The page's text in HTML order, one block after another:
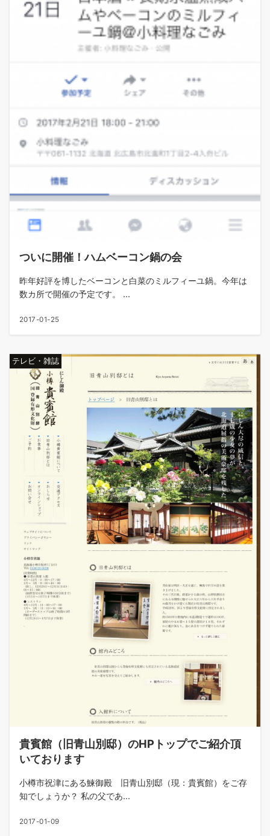
ついに開催！ハムベーコン鍋の会
昨年好評を博したベーコンと白菜のミルフィーユ鍋。今年は
数カ所で開催の予定です。 ...
2017-01-25
テレビ・雑誌
貴賓館（旧青山別邸）のHPトップでご紹介頂
いております
小樽市祝津にある鰊御殿 旧青山別邸（現：貴賓館）をご存
知でしょうか？ 私の父であ...
2017-01-09